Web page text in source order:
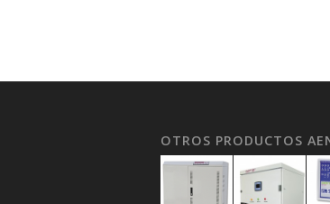
OTROS PRODUCTOS